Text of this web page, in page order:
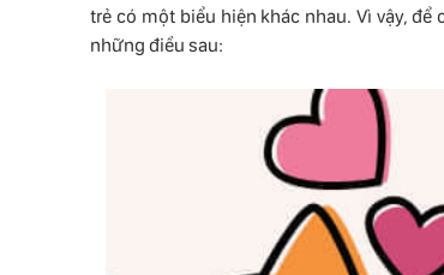
trẻ có một biểu hiện khác nhau. Vì vậy,
những điều sau: